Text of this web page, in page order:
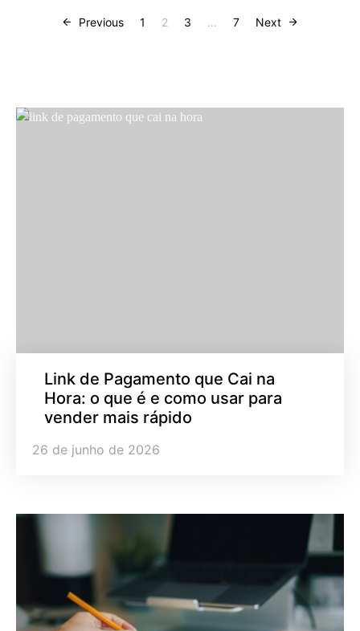
Previous 1 2 3 … 7 Next
Link de Pagamento que Cai na
Hora: o que é e como usar para
vender mais rápido
26 de junho de 2026